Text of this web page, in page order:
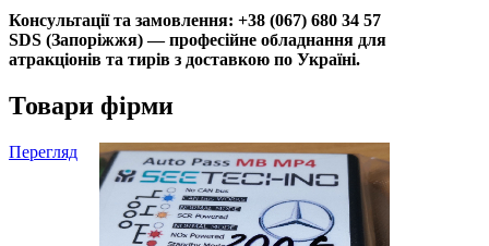
Консультації та замовлення: +38 (067) 680 34 57
SDS (Запоріжжя) — професійне обладнання для
атракціонів та тирів з доставкою по Україні.
Товари фірми
Перегляд